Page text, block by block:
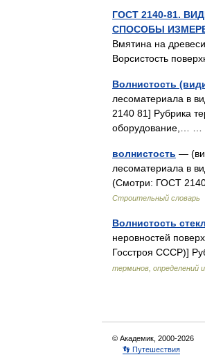
ГОСТ 2140-81.
СПОСОБЫ
Вмятина на
Ворсистость
Волнистость
лесоматериала в
2140 81] Рубрика
оборудование,… …
волнистость —
лесоматериала в
(Смотри: ГОСТ
Строительный словарь
Волнистость
неровностей
Госстроя СССР)]
терминов, определений
© Академик, 2000-2026
👣 Путешествия